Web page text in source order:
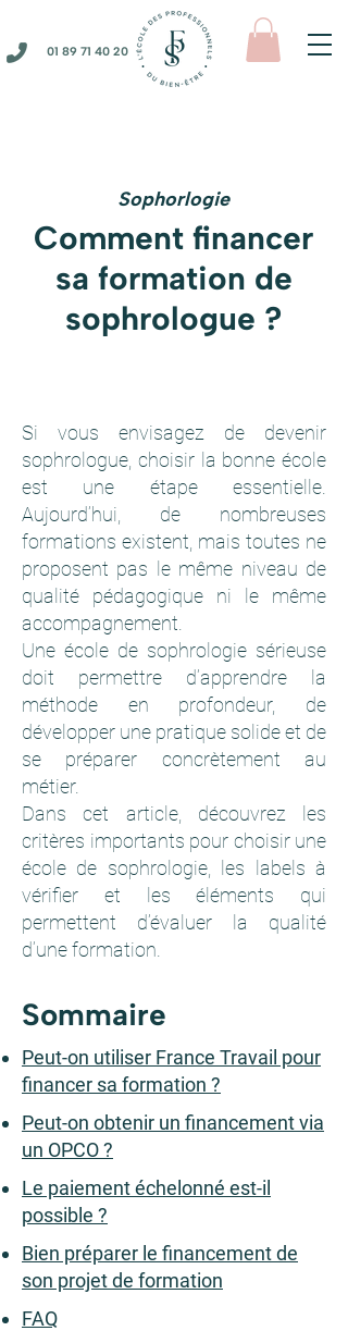
01 89 71 40 20
Sophorlogie
Comment financer
sa formation de
sophrologue ?
Si vous envisagez de devenir
sophrologue, choisir la bonne école
est une étape essentielle.
Aujourd’hui, de nombreuses
formations existent, mais toutes ne
proposent pas le même niveau de
qualité pédagogique ni le même
accompagnement.
Une école de sophrologie sérieuse
doit permettre d’apprendre la
méthode en profondeur, de
développer une pratique solide et de
se préparer concrètement au
métier.
Dans cet article, découvrez les
critères importants pour choisir une
école de sophrologie, les labels à
vérifier et les éléments qui
permettent d’évaluer la qualité
d’une formation.
Sommaire
Peut-on utiliser France Travail pour
financer sa formation ?
Peut-on obtenir un financement via
un OPCO ?
Le paiement échelonné est-il
possible ?
Bien préparer le financement de
son projet de formation
FAQ